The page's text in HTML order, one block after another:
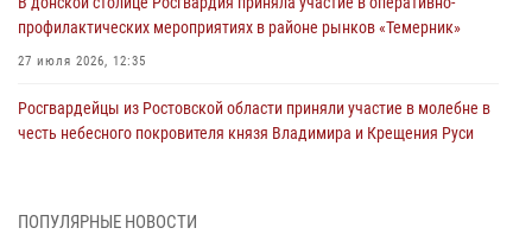
профилактических мероприятиях в районе рынков «Темерник»
27 июля 2026, 12:35
Росгвардейцы из Ростовской области приняли участие в молебне в
честь небесного покровителя князя Владимира и Крещения Руси
При содействии спецназа Росгвардии в Ростовской области прошли
ПОПУЛЯРНЫЕ НОВОСТИ